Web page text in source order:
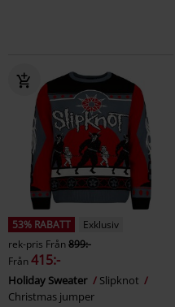
53% RABATT
Exklusiv
rek-pris Från899:-
Från415:-
Holiday Sweater
Slipknot
Christmas jumper